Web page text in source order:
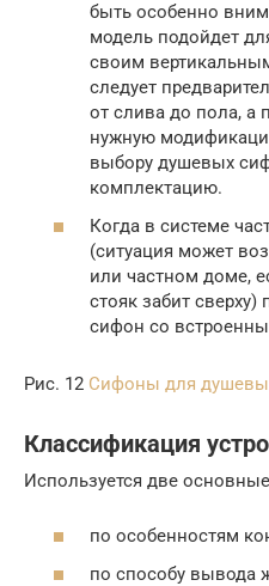
быть особенно
модель подойдет
своим
следует
от слива до пола, а
нужную
выбору душевых
комплектацию.
Когда в системе
(ситуация может
или частном доме,
стояк забит
сифон со
Рис. 12 Сифоны для
Классификация
Используется две
по особенностям
по способу вывода